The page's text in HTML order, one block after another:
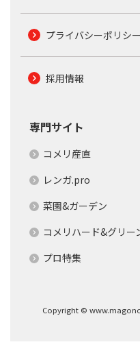
プライバシーポリシー
採用情報
専門サイト
コメリ産直
レンガ.pro
菜園&ガーデン
コメリハード&グリー
プロ特集
Copyright ©